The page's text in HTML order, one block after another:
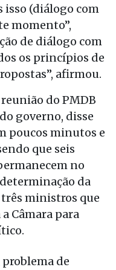
isso (diálogo com
momento”,
de diálogo com
os princípios de
afirmou.
do PMDB
governo, disse
poucos minutos e
que seis
no
da
ministros que
Câmara para
de